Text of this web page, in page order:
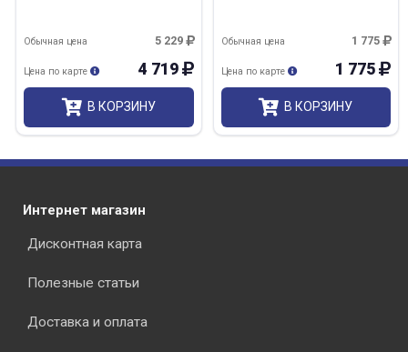
5 229
Обычная цена
4 719
Цена по карте
В КОРЗИНУ
1 775
Обычная цена
1 775
Цена по карте
В КОРЗИНУ
Интернет магазин
Дисконтная карта
Полезные статьи
Доставка и оплата